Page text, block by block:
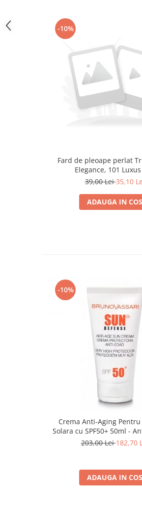
-10%
Fard de pleoape perlat
Elegance, 101
39,00 Lei35,10
ADAUGA IN COS
-10%
Crema Anti-Aging
Solara cu SPF50+ 50ml -
Cream SPF50+ - Bruno
203,00 Lei182,70
ADAUGA IN COS